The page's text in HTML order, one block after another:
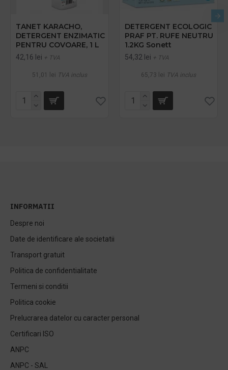
TANET KARACHO,
DETERGENT ENZIMATIC
PENTRU COVOARE, 1 L
42,16 lei + TVA
51,01 lei TVA inclus
DETERGENT ECOLOGIC
PRAF PT. RUFE NEUTRU
1.2KG Sonett
54,32 lei + TVA
65,73 lei TVA inclus
INFORMATII
Despre noi
Date de identificare ale societatii
Transport gratuit
Politica de confidentialitate
Termeni si conditii
Politica cookie
Prelucrarea datelor cu caracter personal
Certificari ISO
ANPC
ANPC - SAL